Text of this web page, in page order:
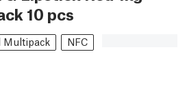
10 pcs
Multipack
NFC